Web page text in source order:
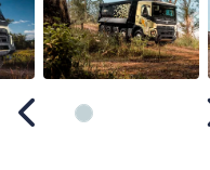
Anterior